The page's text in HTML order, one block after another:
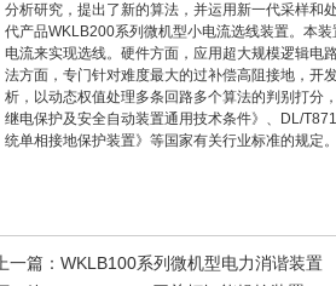
分析研究，提出了新的算法，并运用新一代采样和
代产品WKLB200系列微机型小电流选线装置。本
电流来实现选线。硬件方面，应用超大规模逻辑电
法方面，专门针对难度最大的过补偿高阻接地，开
析，以动态权值处理多条回路多个算法的判别打分
继电保护及安全自动装置通用技术条件》、DL/
统单相接地保护装置》等国家有关行业标准的规定。
上一篇： WKLB100系列微机型电力消谐装置